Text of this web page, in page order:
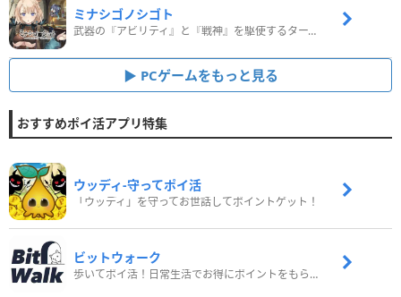
ミナシゴノシゴト
武器の『アビリティ』と『戦神』を駆使するターン制コマンドバトルRPG！
PCゲームをもっと見る
おすすめポイ活アプリ特集
ウッディ‐守ってポイ活
「ウッディ」を守ってお世話してポイントゲット！
ビットウォーク
歩いてポイ活！日常生活でお得にポイントをもらおう